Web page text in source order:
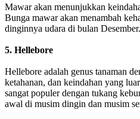
Mawar akan menunjukkan
Bunga mawar akan menambah
dinginnya udara di bulan Desember.
5. Hellebore
Hellebore adalah genus tanaman
ketahanan, dan keindahan yang
sangat populer dengan tukang
awal di musim dingin dan musim